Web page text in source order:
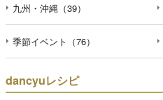
九州・沖縄（39）
季節イベント（76）
dancyuレシピ